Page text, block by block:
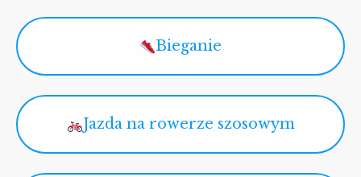
Bieganie
Jazda na rowerze szosowym